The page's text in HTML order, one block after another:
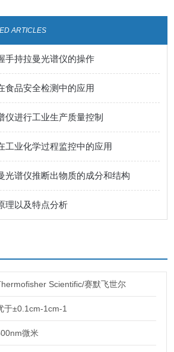
ARTICLES
手持拉曼光谱仪的操作
食品安全检测中的应用
仪进行工业生产质量控制
工业化学过程监控中的应用
光谱仪推断出物质的成分和结构
理以及特点分析
Scientific/赛默飞世尔
于±0.1cm-1cm-1
微米